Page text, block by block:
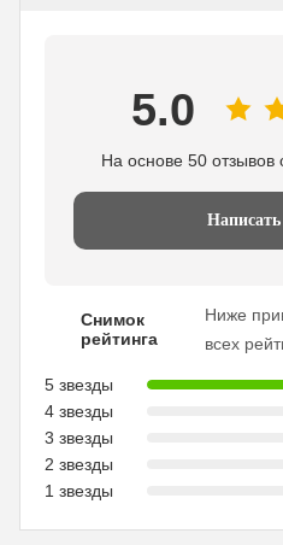
5.0
На основе 50 отзывов
Снимок
рейтинга
Ниже
всех
5 звезды
4 звезды
3 звезды
2 звезды
1 звезды